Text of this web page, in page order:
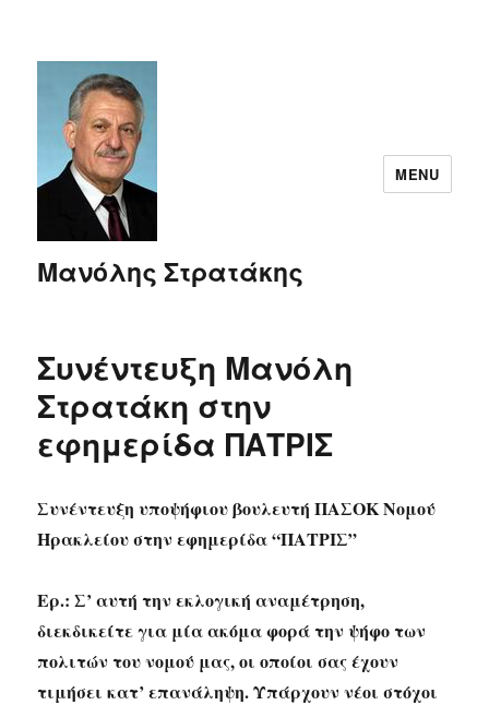
Μανόλης Στρατάκης
MENU
Συνέντευξη Μανόλη
Στρατάκη στην
εφημερίδα ΠΑΤΡΙΣ
Συνέντευξη υποψήφιου βουλευτή ΠΑΣΟΚ Νομού
Ηρακλείου στην εφημερίδα “ΠΑΤΡΙΣ”
Ερ.: Σ’ αυτή την εκλογική αναμέτρηση,
διεκδικείτε για μία ακόμα φορά την ψήφο των
πολιτών του νομού μας, οι οποίοι σας έχουν
τιμήσει κατ’ επανάληψη. Υπάρχουν νέοι στόχοι